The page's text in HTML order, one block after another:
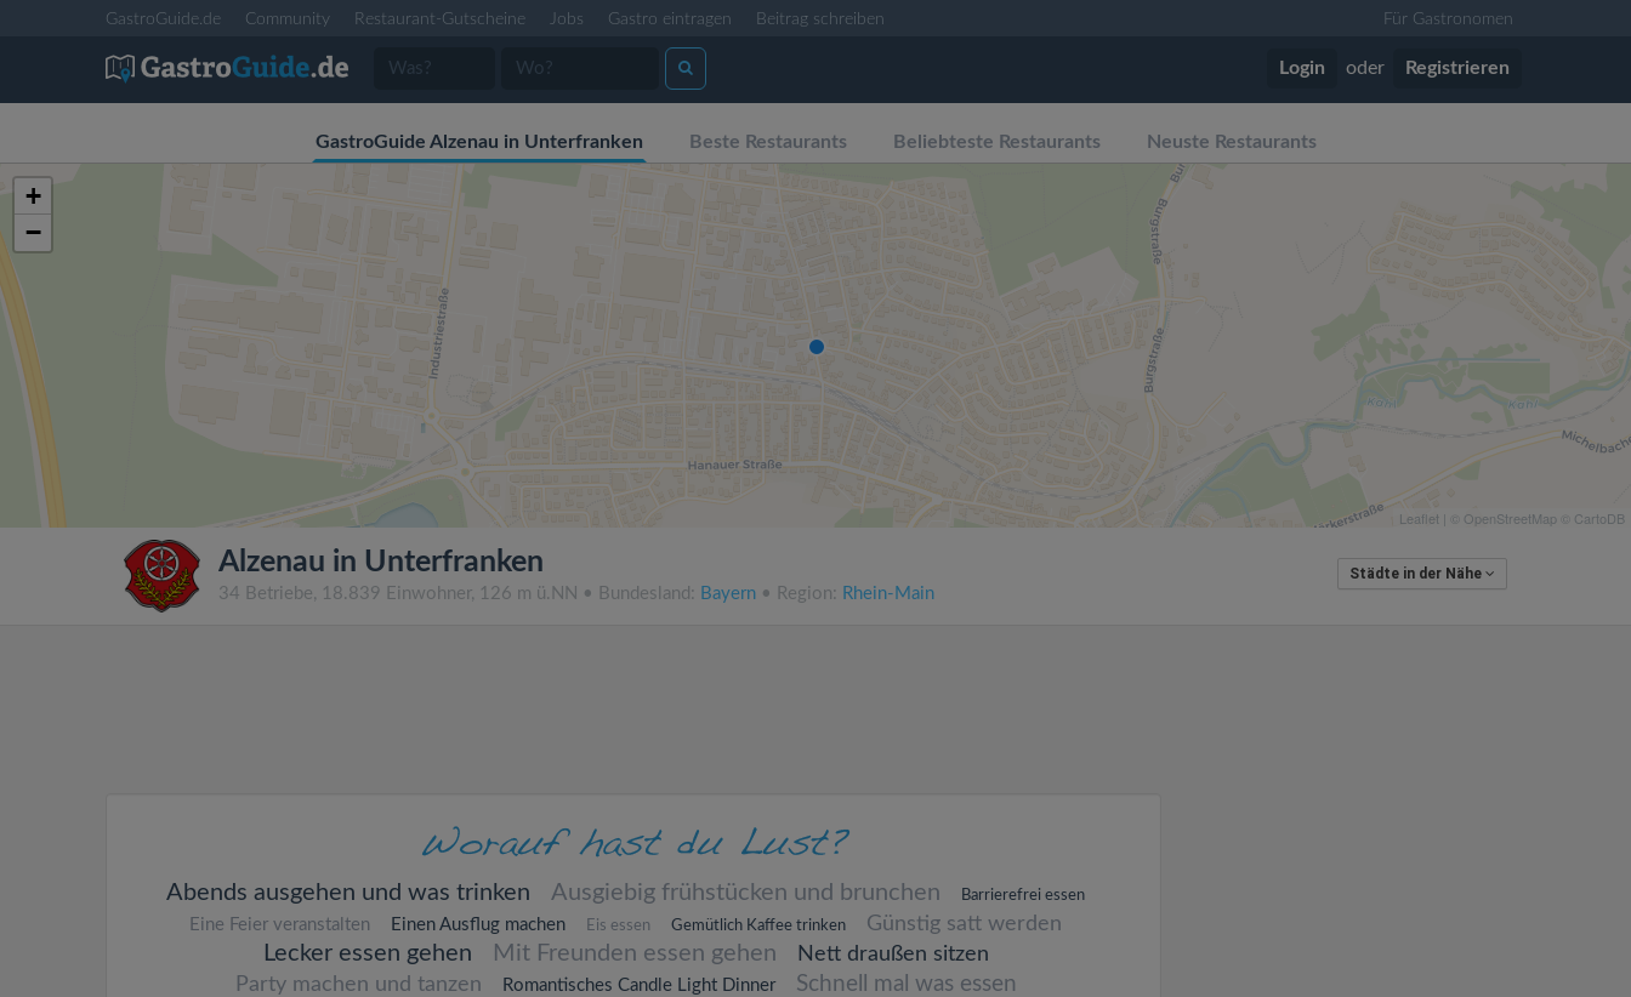
GastroGuide.de Community Restaurant-Gutscheine Jobs Gastro eintragen Beitrag schreiben Für Gastronomen
Login oder Registrieren
GastroGuide Alzenau in Unterfranken Beste Restaurants Beliebteste Restaurants Neuste Restaurants
+
−
Leaflet | © OpenStreetMap © CartoDB
Alzenau in Unterfranken
34 Betriebe, 18.839 Einwohner, 126 m ü.NN • Bundesland: Bayern • Region: Rhein-Main
Städte in der Nähe
Abends ausgehen und was trinken Ausgiebig frühstücken und brunchen Barrierefrei essen
Eine Feier veranstalten Einen Ausflug machen Eis essen Gemütlich Kaffee trinken Günstig satt werden
Lecker essen gehen Mit Freunden essen gehen
Nett draußen sitzen
Party machen und tanzen
Romantisches Candle Light Dinner Schnell mal was essen